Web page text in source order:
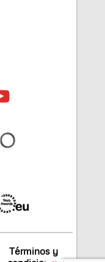
Términos y